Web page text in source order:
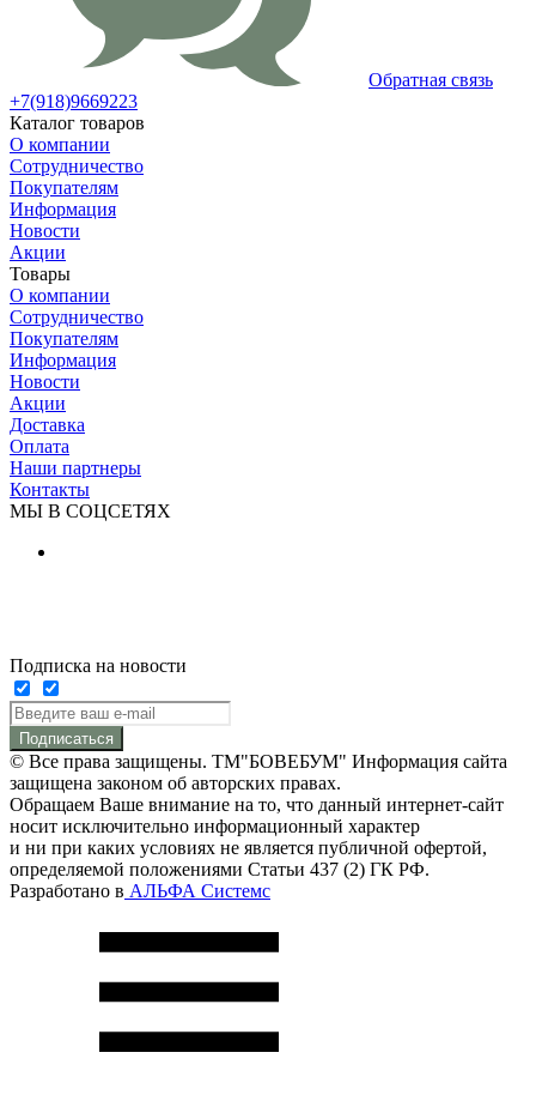
Обратная связь
+7(918)9669223
Каталог товаров
О компании
Сотрудничество
Покупателям
Информация
Новости
Акции
Товары
О компании
Сотрудничество
Покупателям
Информация
Новости
Акции
Доставка
Оплата
Наши партнеры
Контакты
МЫ В СОЦСЕТЯХ
Подписка на новости
Подписаться
© Все права защищены. ТМ"БОВЕБУМ" Информация сайта
защищена законом об авторских правах.
Обращаем Ваше внимание на то, что данный интернет-сайт
носит исключительно информационный характер
и ни при каких условиях не является публичной офертой,
определяемой положениями Статьи 437 (2) ГК РФ.
Разработано в АЛЬФА Системс